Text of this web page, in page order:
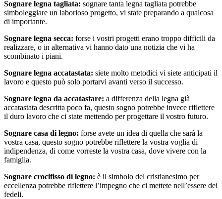
Sognare legna tagliata: sognare tanta legna tagliata potrebbe
simboleggiare un laborioso progetto, vi state preparando a qualcosa
di importante.
Sognare legna secca: forse i vostri progetti erano troppo difficili da
realizzare, o in alternativa vi hanno dato una notizia che vi ha
scombinato i piani.
Sognare legna accatastata: siete molto metodici vi siete anticipati il
lavoro e questo può solo portarvi avanti verso il successo.
Sognare legna da accatastare: a differenza della legna già
accatastata descritta poco fa, questo sogno potrebbe invece riflettere
il duro lavoro che ci state mettendo per progettare il vostro futuro.
Sognare casa di legno: forse avete un idea di quella che sarà la
vostra casa, questo sogno potrebbe riflettere la vostra voglia di
indipendenza, di come vorreste la vostra casa, dove vivere con la
famiglia.
Sognare crocifisso di legno: è il simbolo del cristianesimo per
eccellenza potrebbe riflettere l’impegno che ci mettete nell’essere dei
fedeli.